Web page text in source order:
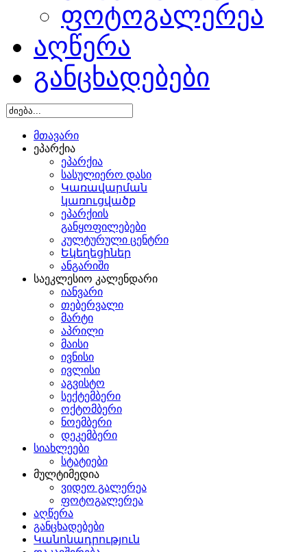
ფოტოგალერეა
აღწერა
განცხადებები
მთავარი
ეპარქია
ეპარქია
სასულიერო დასი
Կառավարման
կառուցվածք
ეპარქიის
განყოფილებები
კულტურული ცენტრი
Եկեղեցիներ
ანგარიში
საეკლესიო კალენდარი
იანვარი
თებერვალი
მარტი
აპრილი
მაისი
ივნისი
ივლისი
აგვისტო
სექტემბერი
ოქტომბერი
ნოემბერი
დეკემბერი
სიახლეები
სტატიები
მულტიმედია
ვიდეო გალერეა
ფოტოგალერეა
აღწერა
განცხადებები
Կանոնադրություն